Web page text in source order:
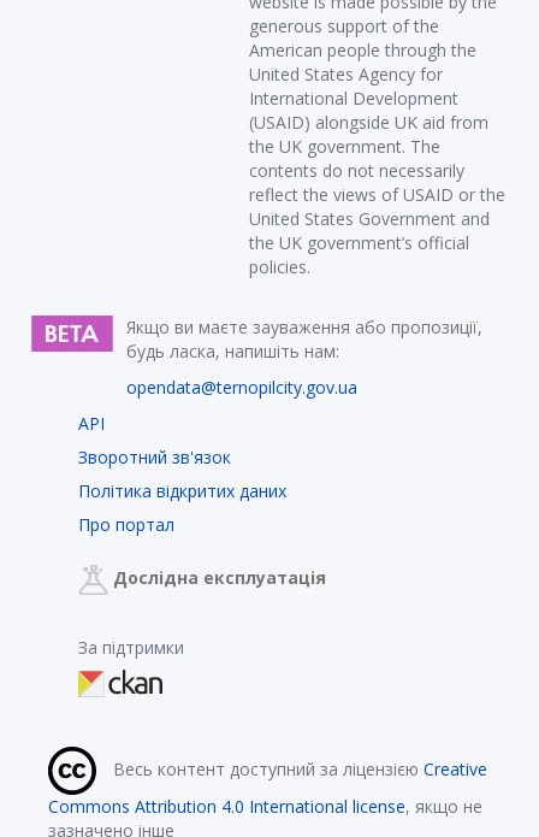
generous support of the
American people through the
United States Agency for
International Development
(USAID) alongside UK aid from
the UK government. The
contents do not necessarily
reflect the views of USAID or the
United States Government and
the UK government’s official
policies.
Якщо ви маєте зауваження або пропозиції,
будь ласка, напишіть нам:
opendata@ternopilcity.gov.ua
API
Зворотний зв'язок
Політика відкритих даних
Про портал
Дослідна експлуатація
За підтримки
Весь контент доступний за ліцензією Creative
Commons Attribution 4.0 International license, якщо не
зазначено інше